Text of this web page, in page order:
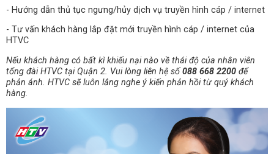
- Hướng dẫn thủ tục ngưng/hủy dịch vụ truyền hình cáp / internet
- Tư vấn khách hàng lắp đặt mới truyền hình cáp / internet của
HTVC
Nếu khách hàng có bất kì khiếu nại nào về thái độ của nhân viên
tổng đài HTVC tại Quận 2. Vui lòng liên hệ số088 668 2200 để
phản ánh. HTVC sẽ luôn lắng nghe ý kiến phản hồi từ quý khách
hàng.